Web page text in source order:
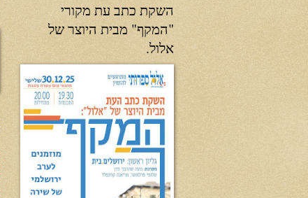
השקת כתב עת מקורי
"המקף" מבית היוצר של
אלול.